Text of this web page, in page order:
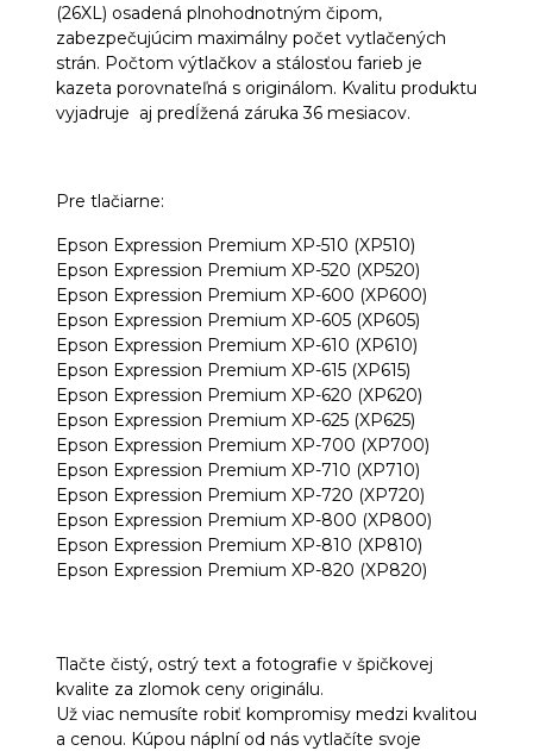
(26XL) osadená plnohodnotným čipom,
zabezpečujúcim maximálny počet vytlačených
strán. Počtom výtlačkov a stálosťou farieb je
kazeta porovnateľná s originálom. Kvalitu produktu
vyjadruje aj predĺžená záruka 36 mesiacov.
Pre tlačiarne:
Epson Expression Premium XP-510 (XP510)
Epson Expression Premium XP-520 (XP520)
Epson Expression Premium XP-600 (XP600)
Epson Expression Premium XP-605 (XP605)
Epson Expression Premium XP-610 (XP610)
Epson Expression Premium XP-615 (XP615)
Epson Expression Premium XP-620 (XP620)
Epson Expression Premium XP-625 (XP625)
Epson Expression Premium XP-700 (XP700)
Epson Expression Premium XP-710 (XP710)
Epson Expression Premium XP-720 (XP720)
Epson Expression Premium XP-800 (XP800)
Epson Expression Premium XP-810 (XP810)
Epson Expression Premium XP-820 (XP820)
Tlačte čistý, ostrý text a fotografie v špičkovej
kvalite za zlomok ceny originálu.
Už viac nemusíte robiť kompromisy medzi kvalitou
a cenou. Kúpou náplní od nás vytlačíte svoje